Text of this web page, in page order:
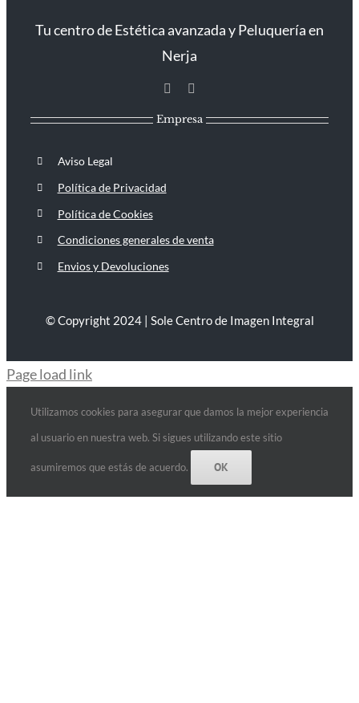
Tu centro de Estética avanzada y Peluquería en
Nerja
Empresa
Aviso Legal
Política de Privacidad
Política de Cookies
Condiciones generales de venta
Envios y Devoluciones
© Copyright 2024 | Sole Centro de Imagen Integral
Page load link
Utilizamos cookies para asegurar que damos la mejor experiencia
al usuario en nuestra web. Si sigues utilizando este sitio
asumiremos que estás de acuerdo. OK